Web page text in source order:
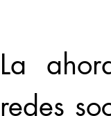
La
redes